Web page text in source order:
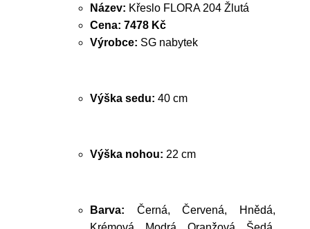
Název: Křeslo FLORA 204 Žlutá
Cena: 7478 Kč
Výrobce: SG nabytek
Výška sedu: 40 cm
Výška nohou: 22 cm
Barva: Černá, Červená, Hnědá,